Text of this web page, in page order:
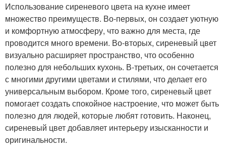
Использование сиреневого цвета на кухне имеет
множество преимуществ. Во-первых, он создает уютную
и комфортную атмосферу, что важно для места, где
проводится много времени. Во-вторых, сиреневый цвет
визуально расширяет пространство, что особенно
полезно для небольших кухонь. В-третьих, он сочетается
с многими другими цветами и стилями, что делает его
универсальным выбором. Кроме того, сиреневый цвет
помогает создать спокойное настроение, что может быть
полезно для людей, которые любят готовить. Наконец,
сиреневый цвет добавляет интерьеру изысканности и
оригинальности.